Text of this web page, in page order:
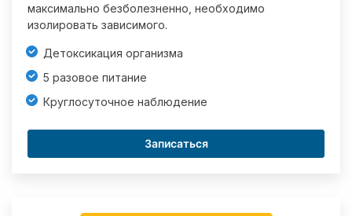
максимально безболезненно, необходимо
изолировать зависимого.
Детоксикация организма
5 разовое питание
Круглосуточное наблюдение
Записаться